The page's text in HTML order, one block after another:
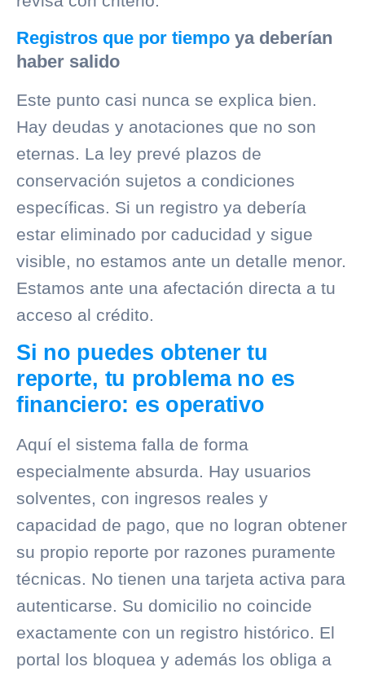
Registros que por tiempo ya deberían
haber salido
Este punto casi nunca se explica bien.
Hay deudas y anotaciones que no son
eternas. La ley prevé plazos de
conservación sujetos a condiciones
específicas. Si un registro ya debería
estar eliminado por caducidad y sigue
visible, no estamos ante un detalle menor.
Estamos ante una afectación directa a tu
acceso al crédito.
Si no puedes obtener tu
reporte, tu problema no es
financiero: es operativo
Aquí el sistema falla de forma
especialmente absurda. Hay usuarios
solventes, con ingresos reales y
capacidad de pago, que no logran obtener
su propio reporte por razones puramente
técnicas. No tienen una tarjeta activa para
autenticarse. Su domicilio no coincide
exactamente con un registro histórico. El
portal los bloquea y además los obliga a